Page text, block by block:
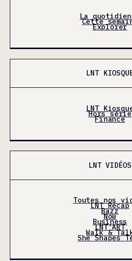
La
Cette
Explorer
LNT
LNT
Hors série
Finance
LNT VIDÉOS
Toutes nos
LNT Récap
Bazz
Now
Business
LNT'ART
Walk &
She Shapes